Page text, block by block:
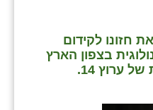
חזונו לקידום
בצפון הארץ
ערוץ 14.